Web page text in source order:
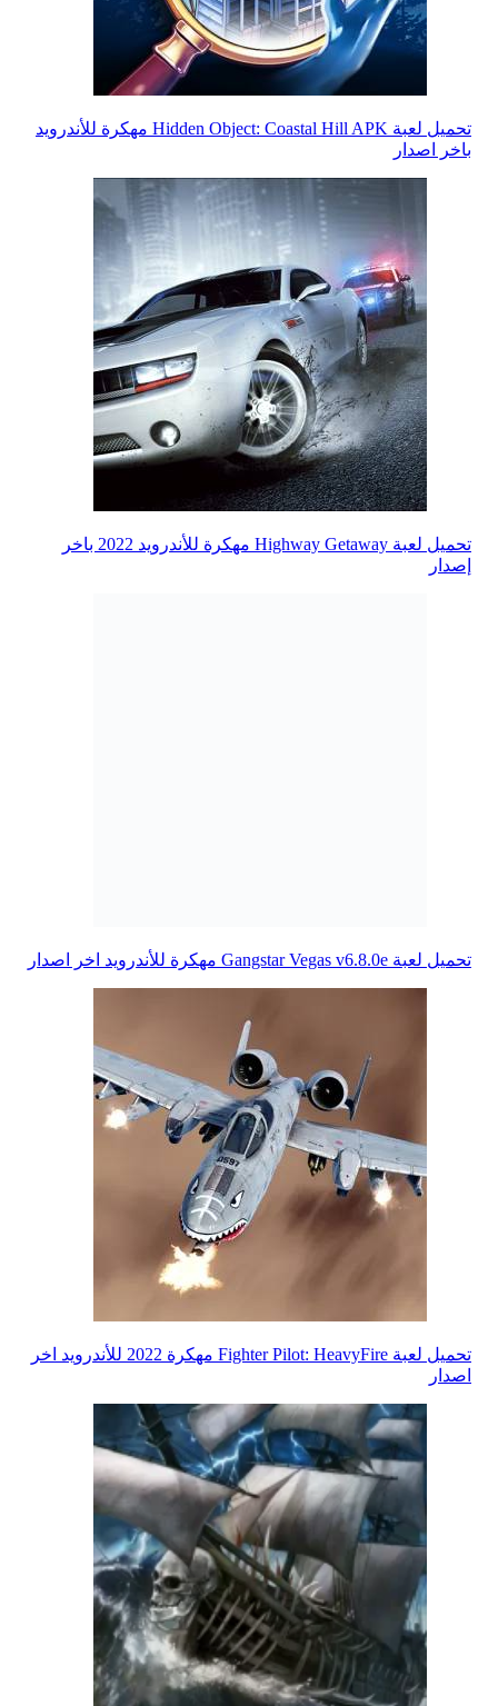
تحميل لعبة Hidden Object: Coastal Hill APK مهكرة للأندرويد
باخر اصدار
تحميل لعبة Highway Getaway مهكرة للأندرويد 2022 باخر
إصدار
تحميل لعبة Gangstar Vegas v6.8.0e مهكرة للأندرويد اخر اصدار
تحميل لعبة Fighter Pilot: HeavyFire مهكرة 2022 للأندرويد اخر
اصدار